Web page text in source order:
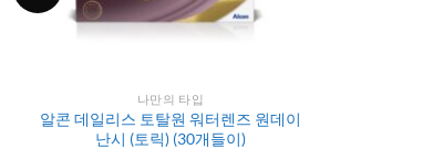
나만의 타입
알콘 데일리스 토탈원 워터렌즈 원데이
난시 (토릭) (30개들이)